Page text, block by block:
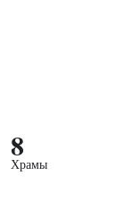
8
Храмы